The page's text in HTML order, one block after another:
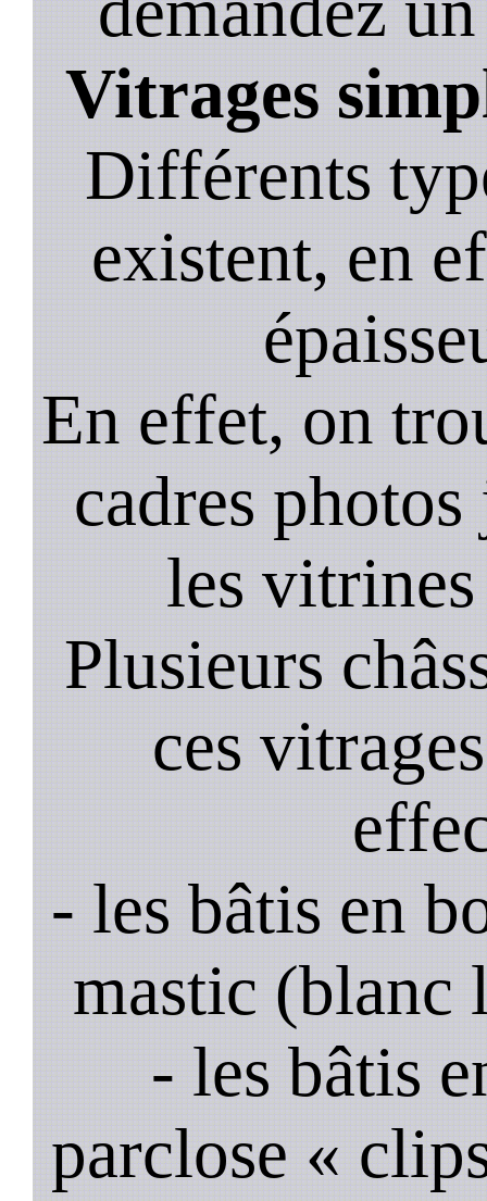
Vitrages
Différents
existent, en
En effet, on
cadres
les
Plusieurs
ces
- les bâtis en
mastic (blanc
- les bâtis
parclose «